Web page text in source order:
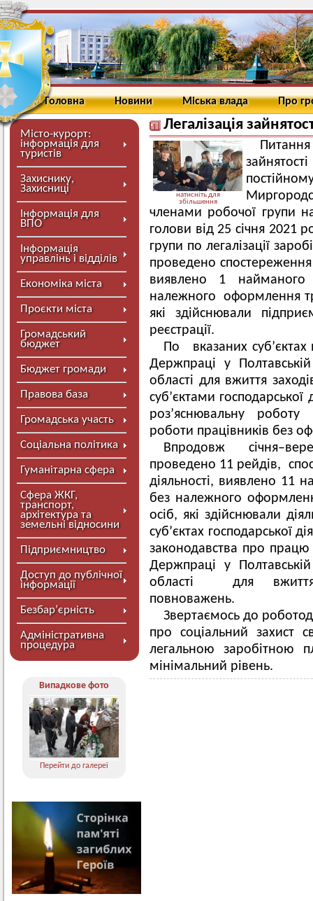
Головна Новини Міська влада Про
Місто-курорт:
інформація для
туристів
Захиснику,
Захисниці
Інформація для
ВПО
Інформація
управлінь і відділів
Економіка міста
Проєкти міста
Громадський
бюджет
Бюджет громади
Правова база
Громадська участь
Соціальна політика
Гуманітарна сфера
Сфера ЖКГ,
транспорт,
архітектура та
земельні відносини
Підприємництво
Доступ до публічної
інформації
Безбар’єрність
Адміністративна
процедура
Випадкове фото
Перейти до галереї
Легалізація
натисніть для
збільшення
членами робочої групи
голови від 25 січня
групи по легалізації
проведено спостереження
виявлено 1 найманого
належного оформлення
які здійснювали
реєстрації.
По вказаних
Держпраці у
області для вжиття
суб’єктами
роз’яснювальну
роботи працівників без
Впродовж
проведено 11 рейдів,
діяльності, виявлено 11
без належного
осіб, які здійснювали
суб’єктах господарської
законодавства про
Держпраці у
області для
повноважень.
Звертаємось до
про соціальний захист
легальною заробітною
мінімальний рівень.